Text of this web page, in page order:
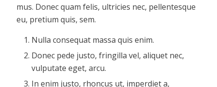
mus. Donec quam felis, ultricies nec, pellentesque
eu, pretium quis, sem.
Nulla consequat massa quis enim.
Donec pede justo, fringilla vel, aliquet nec,
vulputate eget, arcu.
In enim justo, rhoncus ut, imperdiet a,